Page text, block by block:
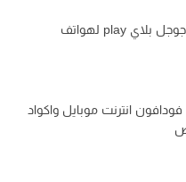
رابط تنزيل متجر جوجل بلاي play لهواتف
انترنت موبايل واكواد